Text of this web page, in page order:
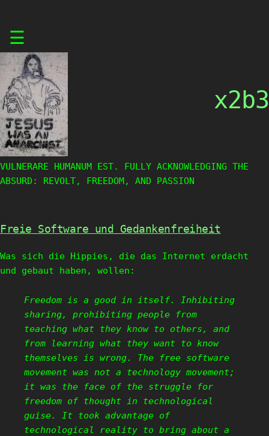
content
☰
x2b3
VULNERARE HUMANUM EST. FULLY ACKNOWLEDGING THE
ABSURD: REVOLT, FREEDOM, AND PASSION
Freie Software und Gedankenfreiheit
Was sich die Hippies, die das Internet erdacht
und gebaut haben, wollen:
Freedom is a good in itself. Inhibiting
sharing, prohibiting people from
teaching what they know to others, and
from learning what they want to know
themselves is wrong. The free software
movement was not a technology movement;
it was the face of the struggle for
freedom of thought in technological
guise. It took advantage of
technological reality to bring about a